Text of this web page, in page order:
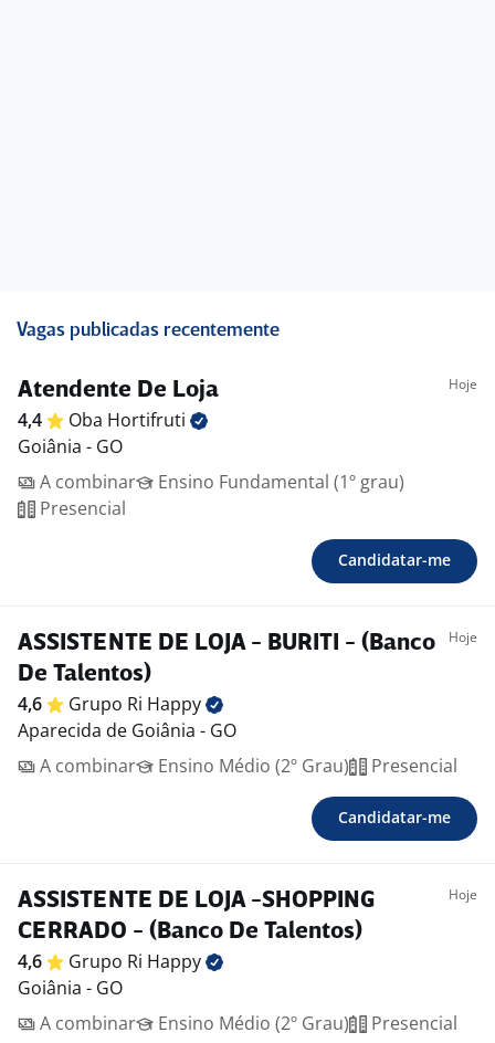
Vagas publicadas recentemente
Atendente De Loja Hoje
4,4 Oba Hortifruti
Goiânia - GO
A combinar
Ensino Fundamental (1º grau)
Presencial
Candidatar-me
ASSISTENTE DE LOJA - BURITI - (Banco
De Talentos)
Hoje
4,6 Grupo Ri Happy
Aparecida de Goiânia - GO
A combinar
Ensino Médio (2º Grau) Presencial
Candidatar-me
ASSISTENTE DE LOJA -SHOPPING
CERRADO - (Banco De Talentos)
Hoje
4,6 Grupo Ri Happy
Goiânia - GO
A combinar
Ensino Médio (2º Grau) Presencial